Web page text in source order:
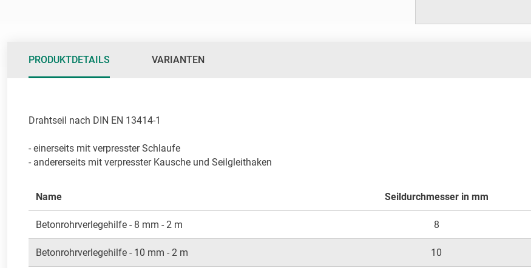
PRODUKTDETAILS
Drahtseil nach DIN EN 13414-1
- einerseits mit verpresster Schlaufe
- andererseits mit verpresster Kausche und Seilgleithaken
Name Seildurchmesser in mm
Betonrohrverlegehilfe - 8 mm - 2 m 8
Betonrohrverlegehilfe - 10 mm - 2 m 10
VARIANTEN